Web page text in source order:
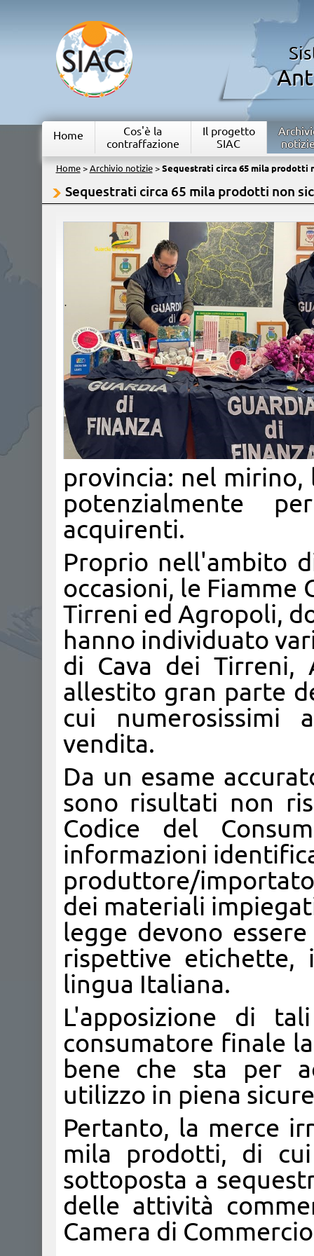
Home
Cos'è la
contraffazione
Il progetto
SIAC
Home> Archivio notizie> Sequestrati circa 65 mila prodotti
Sequestrati circa 65 mila prodotti non
provincia: nel
potenzialmente
acquirenti.
Proprio nell'ambito
occasioni, le Fiamme
Tirreni ed Agropoli,
hanno individuato
di Cava dei Tirreni,
allestito gran parte
cui numerosissimi
vendita.
Da un esame
sono risultati non
Codice del
informazioni
produttore/
dei materiali
legge devono
rispettive etichette,
lingua Italiana.
L'apposizione di
consumatore finale
bene che sta per
utilizzo in piena
Pertanto, la merce
mila prodotti, di
sottoposta a
delle attività
Camera di